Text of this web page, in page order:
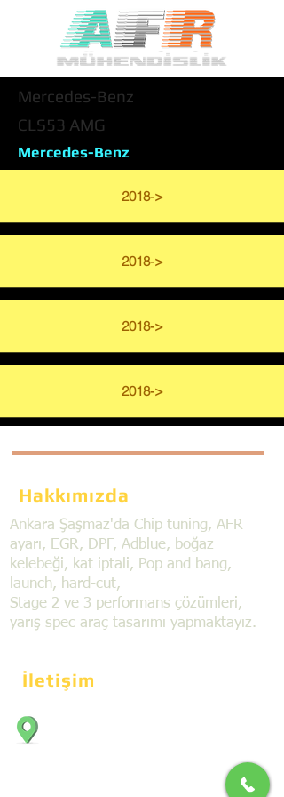
Mercedes-Benz
CLS53 AMG
Mercedes-Benz
2018->
2018->
2018->
2018->
Hakkımızda
Ankara Şaşmaz'da Chip tuning, AFR
ayarı, EGR, DPF, Adblue, boğaz
kelebeği, kat iptali, Pop and bang,
launch, hard-cut,
Stage 2 ve 3 performans çözümleri,
yarış spec araç tasarımı yapmaktayız.
İletişim